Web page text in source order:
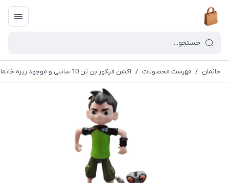
خانمان / فهرست محصولات / اکشن فیگور بن تن 10 سانتی و موجود ریزه خانمان مدل 373376